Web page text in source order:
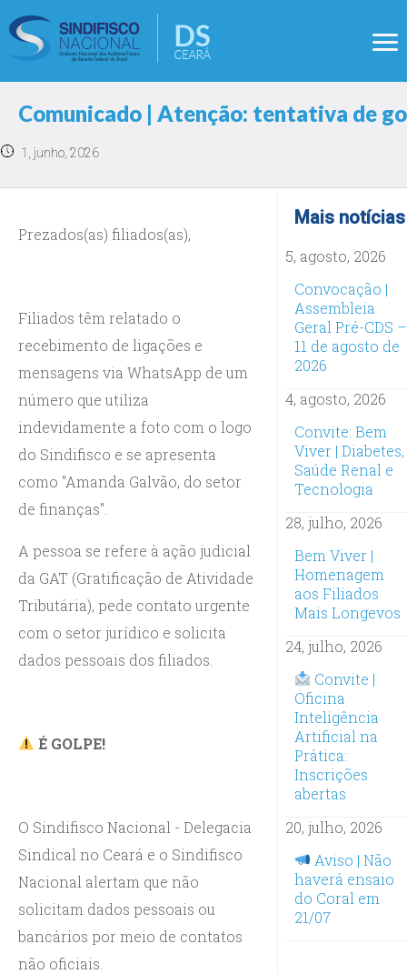
Comunicado | Atenção: tentativa de
1, junho, 2026
Prezados(as) filiados(as),
Filiados têm relatado o
recebimento de ligações e
mensagens via WhatsApp de um
número que utiliza
indevidamente a foto com o logo
do Sindifisco e se apresenta
como "Amanda Galvão, do setor
de finanças".
A pessoa se refere à ação judicial
da GAT (Gratificação de Atividade
Tributária), pede contato urgente
com o setor jurídico e solicita
dados pessoais dos filiados.
É GOLPE!
O Sindifisco Nacional - Delegacia
Sindical no Ceará e o Sindifisco
Nacional alertam que não
solicitam dados pessoais ou
bancários por meio de contatos
não oficiais.
Mais notícias
5, agosto, 2026
Convocação |
Assembleia
Geral Pré-CDS –
11 de agosto de
2026
4, agosto, 2026
Convite: Bem
Viver | Diabetes,
Saúde Renal e
Tecnologia
28, julho, 2026
Bem Viver |
Homenagem
aos Filiados
Mais Longevos
24, julho, 2026
Convite |
Oficina
Inteligência
Artificial na
Prática:
Inscrições
abertas
20, julho, 2026
Aviso | Não
haverá ensaio
do Coral em
21/07